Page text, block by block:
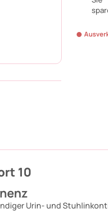
10
Urin- und